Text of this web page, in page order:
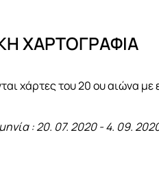
ΧΑΡΤΟΓΡΑΦΙΑ
χάρτες του 20 ου αιώνα με
: 20. 07. 2020 - 4. 09.